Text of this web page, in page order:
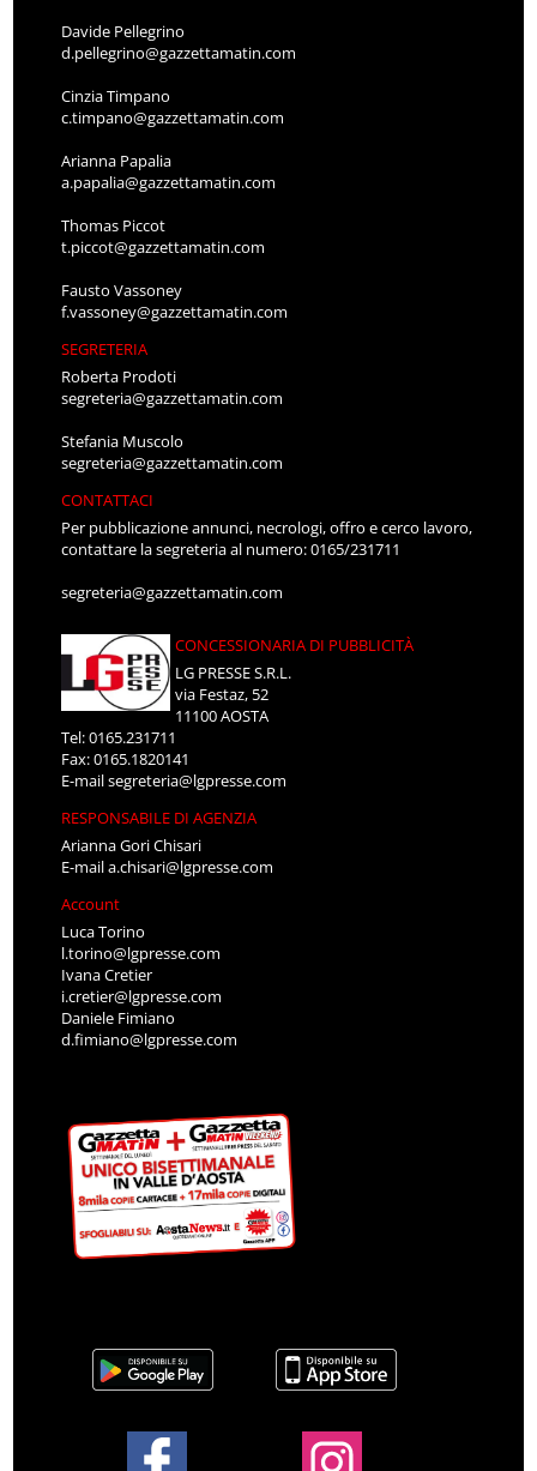
Davide Pellegrino
d.pellegrino@gazzettamatin.com
Cinzia Timpano
c.timpano@gazzettamatin.com
Arianna Papalia
a.papalia@gazzettamatin.com
Thomas Piccot
t.piccot@gazzettamatin.com
Fausto Vassoney
f.vassoney@gazzettamatin.com
SEGRETERIA
Roberta Prodoti
segreteria@gazzettamatin.com
Stefania Muscolo
segreteria@gazzettamatin.com
CONTATTACI
Per pubblicazione annunci, necrologi, offro e cerco lavoro,
contattare la segreteria al numero: 0165/231711
segreteria@gazzettamatin.com
CONCESSIONARIA DI PUBBLICITÀ
LG PRESSE S.R.L.
via Festaz, 52
11100 AOSTA
Tel: 0165.231711
Fax: 0165.1820141
E-mailsegreteria@lgpresse.com
RESPONSABILE DI AGENZIA
Arianna Gori Chisari
E-maila.chisari@lgpresse.com
Account
Luca Torino
l.torino@lgpresse.com
Ivana Cretier
i.cretier@lgpresse.com
Daniele Fimiano
d.fimiano@lgpresse.com